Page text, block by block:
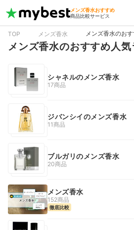
メンズ香水おすすめ
商品比較サービス
TOP メンズ香水 メンズ香水のお
メンズ香水のおすすめ人
シャネルのメンズ香水
17商品
ジバンシイのメンズ香水
11商品
ブルガリのメンズ香水
20商品
メンズ香水
152商品
徹底比較